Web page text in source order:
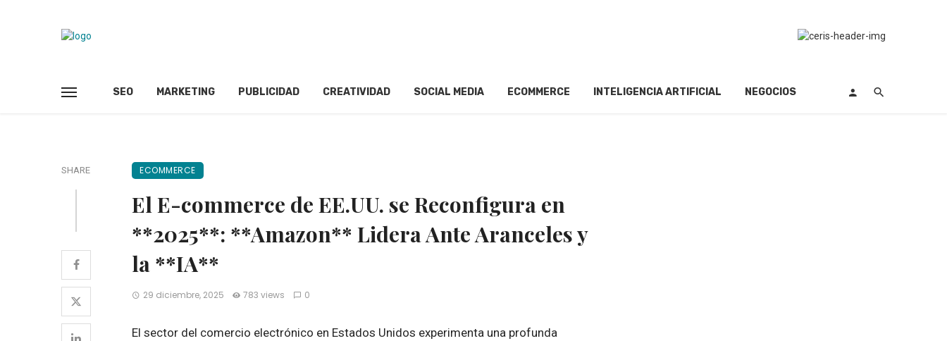
SEO MARKETING PUBLICIDAD CREATIVIDAD SOCIAL MEDIA ECOMMERCE INTELIGENCIA ARTIFICIAL NEGOCIOS
SHARE ECOMMERCE
El E-commerce de EE.UU. se Reconfigura en
**2025**: **Amazon** Lidera Ante Aranceles y
la **IA**
29 diciembre, 2025 783 views 0
El sector del comercio electrónico en Estados Unidos experimenta una profunda